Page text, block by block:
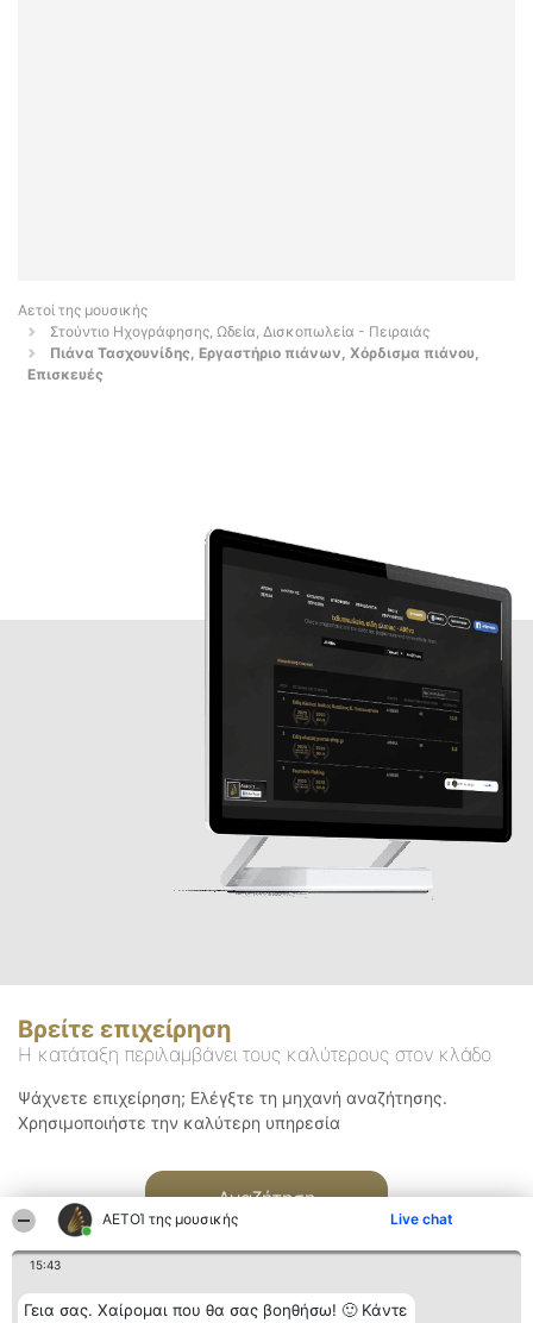
ΑΕΤΟΊ της μουσικής Live chat
15:43
Γεια σας. Χαίρομαι που θα σας βοηθήσω! 🙂 Κάντε
Αετοί της μουσικής
Στούντιο Ηχογράφησης, Ωδεία, Δισκοπωλεία - Πειραιάς
Πιάνα Τασχουνίδης, Εργαστήριο πιάνων, Χόρδισμα πιάνου,
Επισκευές
Βρείτε επιχείρηση
Η κατάταξη περιλαμβάνει τους καλύτερους στον κλάδο
Ψάχνετε επιχείρηση; Ελέγξτε τη μηχανή αναζήτησης.
Χρησιμοποιήστε την καλύτερη υπηρεσία
Αναζήτηση